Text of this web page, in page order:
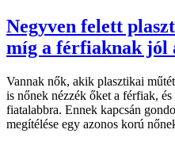
Negyven felett
míg a férfiaknak jól
Vannak nők, akik plasztikai
is nőnek nézzék őket a férfiak,
fiatalabbra. Ennek kapcsán
megítélése egy azonos korú